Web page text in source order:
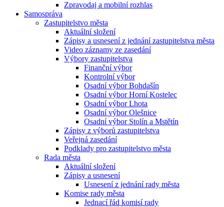
Zpravodaj a mobilní rozhlas
Samospráva
Zastupitelstvo města
Aktuální složení
Zápisy a usnesení z jednání zastupitelstva města
Video záznamy ze zasedání
Výbory zastupitelstva
Finanční výbor
Kontrolní výbor
Osadní výbor Bohdašín
Osadní výbor Horní Kostelec
Osadní výbor Lhota
Osadní výbor Olešnice
Osadní výbor Stolín a Mstětín
Zápisy z výborů zastupitelstva
Veřejná zasedání
Podklady pro zastupitelstvo města
Rada města
Aktuální složení
Zápisy a usnesení
Usnesení z jednání rady města
Komise rady města
Jednací řád komisí rady